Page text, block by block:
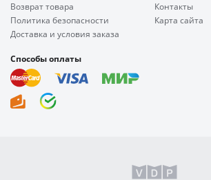
Возврат товара
Политика безопасности
Доставка и условия заказа
Контакты
Карта сайта
Способы оплаты